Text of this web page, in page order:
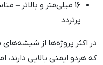
16 میلی‌متر و بالاتر
پرتردد
در اکثر پروژه‌ها از
که هردو ایمنی بالایی